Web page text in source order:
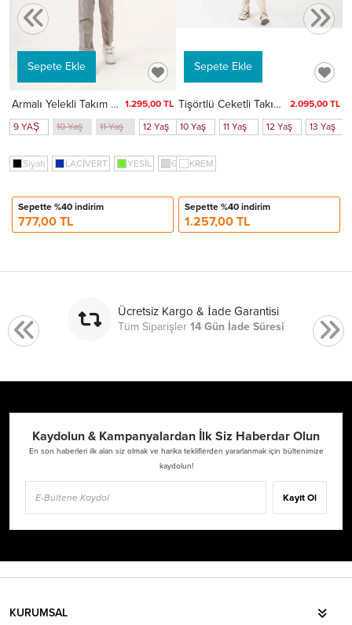
Sepete Ekle
Armalı Yelekli Takım Elbise 3023 1.295,00 TL
9 YAŞ
10 Yaş 11 Yaş 12 Yaş
Siyah LACİVERT YESİL Gri SAX
Sepette %40 indirim
777,00 TL
Sepete Ekle
Tişörtlü Ceketli Takım Elbise 2855
2.095,00 TL
10 Yaş
11 Yaş 12 Yaş 13 Yaş
KREM
Sepette %40 indirim
1.257,00 TL
Ücretsiz Kargo & İade Garantisi
Tüm Siparişler14 Gün İade Süresi
Kaydolun & Kampanyalardan İlk Siz Haberdar Olun
En son haberleri ilk alan siz olmak ve harika tekliflerden yararlanmak için bültenimize
kaydolun!
Kayıt Ol
KURUMSAL